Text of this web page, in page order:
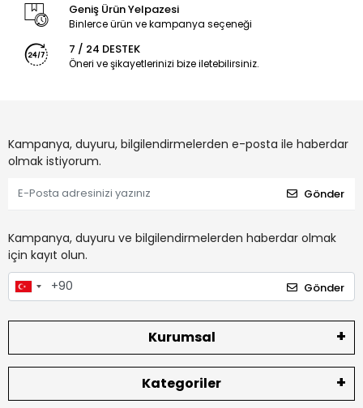
Geniş Ürün Yelpazesi
Binlerce ürün ve kampanya seçeneği
7 / 24 DESTEK
Öneri ve şikayetlerinizi bize iletebilirsiniz.
Kampanya, duyuru, bilgilendirmelerden e-posta ile haberdar
olmak istiyorum.
Gönder
Kampanya, duyuru ve bilgilendirmelerden haberdar olmak
için kayıt olun.
Gönder
Kurumsal
Kategoriler